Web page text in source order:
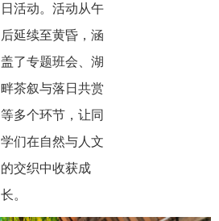
日活动。活动从午
后延续至黄昏，涵
盖了专题班会、湖
畔茶叙与落日共赏
等多个环节，让同
学们在自然与人文
的交织中收获成
长。